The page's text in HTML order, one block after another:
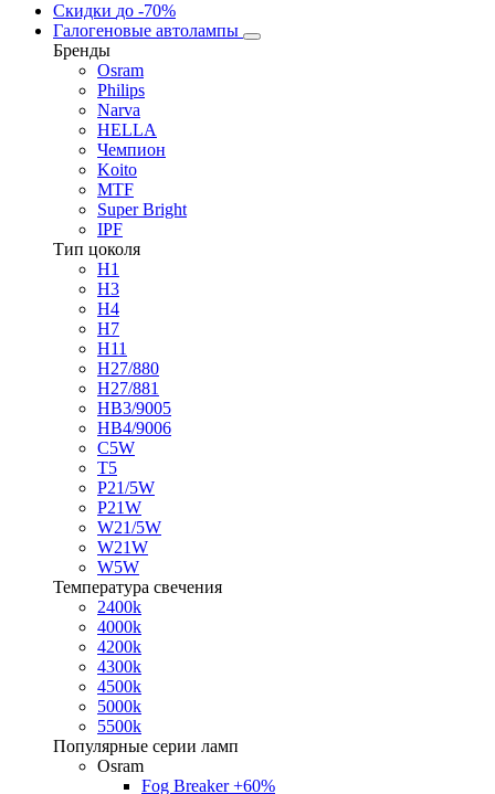
Скидки до -70%
Галогеновые автолампы
Бренды
Osram
Philips
Narva
HELLA
Чемпион
Koito
MTF
Super Bright
IPF
Тип цоколя
H1
H3
H4
H7
H11
H27/880
H27/881
HB3/9005
HB4/9006
C5W
T5
P21/5W
P21W
W21/5W
W21W
W5W
Температура свечения
2400k
4000k
4200k
4300k
4500k
5000k
5500k
Популярные серии ламп
Osram
Fog Breaker +60%